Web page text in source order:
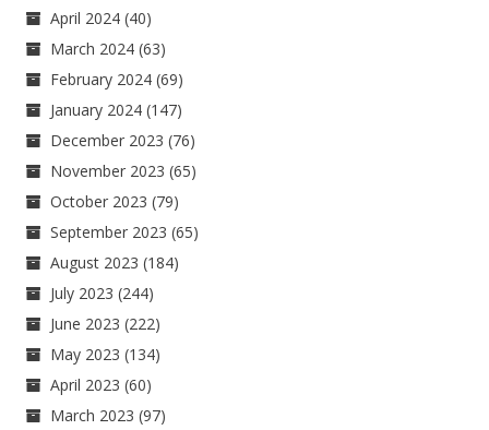
April 2024 (40)
March 2024 (63)
February 2024 (69)
January 2024 (147)
December 2023 (76)
November 2023 (65)
October 2023 (79)
September 2023 (65)
August 2023 (184)
July 2023 (244)
June 2023 (222)
May 2023 (134)
April 2023 (60)
March 2023 (97)